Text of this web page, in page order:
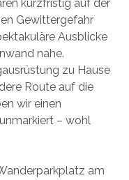
kurzfristig auf der
Gewittergefahr
Ausblicke
nahe.
zu Hause
Route auf die
wir einen
– wohl
am